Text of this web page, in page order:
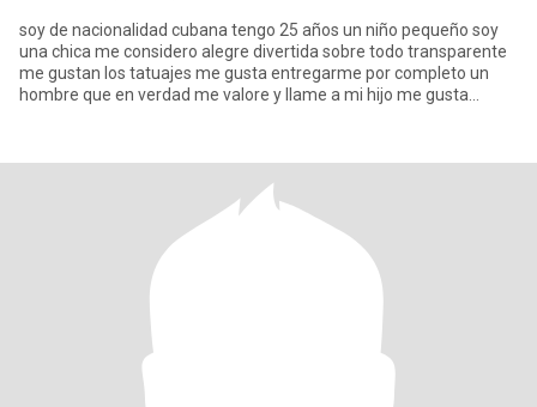
soy de nacionalidad cubana tengo 25 años un niño pequeño soy
una chica me considero alegre divertida sobre todo transparente
me gustan los tatuajes me gusta entregarme por completo un
hombre que en verdad me valore y llame a mi hijo me gusta